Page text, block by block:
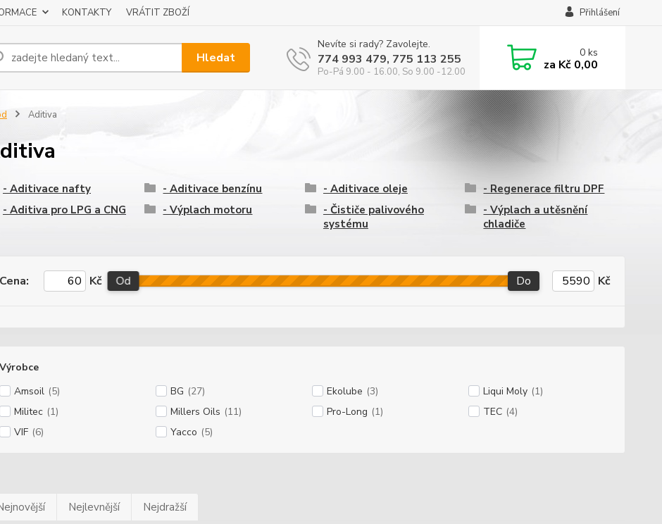
KONTAKTY VRÁTIT ZBOŽÍ Přihlášení
Hledat
Nevíte si rady? Zavolejte.
774 993 479, 775 113 255
Po-Pá 9.00 - 16.00, So 9.00 -12.00
0ks
za Kč 0,00
Aditiva
- Aditivace nafty - Aditivace benzínu - Aditivace oleje
- Regenerace filtru DPF
- Aditiva pro LPG a CNG
- Výplach motoru
- Čističe palivového
systému
- Výplach a utěsnění
chladiče
Cena: Kč Od Do Kč
Výrobce
Amsoil (5) BG (27) Ekolube (3) Liqui Moly (1)
Militec (1) Millers Oils (11) Pro-Long (1) TEC (4)
VIF (6) Yacco (5)
Nejlevnější Nejdražší